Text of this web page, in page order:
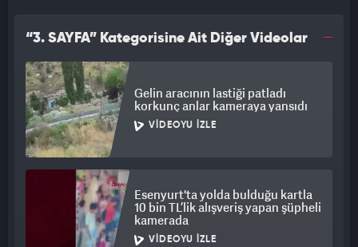
“3. SAYFA” Kategorisine Ait Diğer Videolar
Gelin aracının lastiği patladı
korkunç anlar kameraya yansıdı
VIDEOYU İZLE
Esenyurt'ta yolda bulduğu kartla
10 bin TL’lik alışveriş yapan şüpheli
kamerada
VIDEOYU İZLE